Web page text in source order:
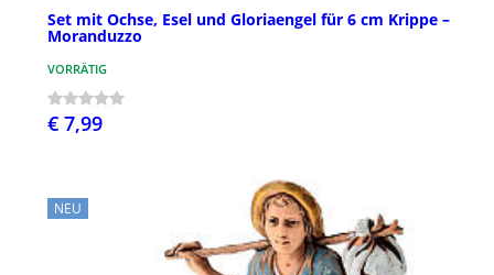
Set mit Ochse, Esel und Gloriaengel für 6 cm Krippe –
Moranduzzo
VORRÄTIG
€ 7,99
NEU